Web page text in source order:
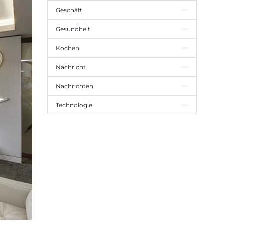
Geschäft
Gesundheit
Kochen
Nachricht
Nachrichten
Technologie